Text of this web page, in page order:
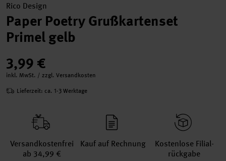
Rico Design
Paper Poetry Grußkartenset
Primel gelb
3,99 €
inkl. MwSt. / zzgl. Versandkosten
Lieferzeit: ca. 1-3 Werktage
Versand­kosten­frei
ab 34,99 €
Kauf auf Rechnung
Kosten­lose Filial­
rückgabe